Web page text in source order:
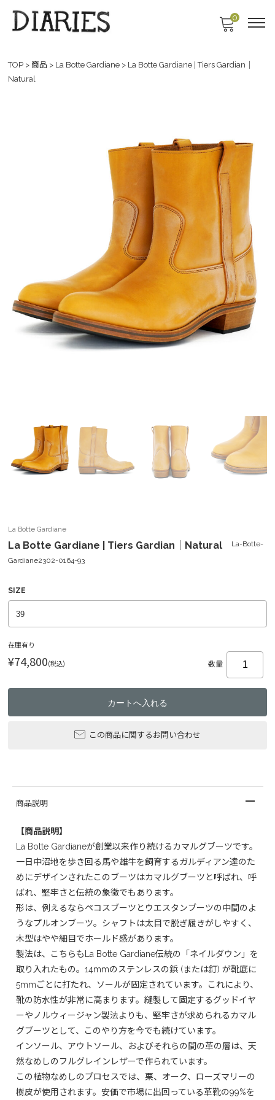
0
TOP > 商品 > La Botte Gardiane > La Botte Gardiane | Tiers Gardian｜
Natural
La Botte Gardiane
La Botte Gardiane | Tiers Gardian｜Natural
La-Botte-
Gardiane2302-0164-93
SIZE
在庫有り
¥74,800(税込) 数量
この商品に関するお問い合わせ
商品説明
【商品説明】
La Botte Gardianeが創業以来作り続けるカマルグブーツです。
一日中沼地を歩き回る馬や雄牛を飼育するガルディアン達のた
めにデザインされたこのブーツはカマルグブーツと呼ばれ、呼
ばれ、堅牢さと伝統の象徴でもあります。
形は、例えるならペコスブーツとウエスタンブーツの中間のよ
うなプルオンブーツ。シャフトは太目で脱ぎ履きがしやすく、
木型はやや細目でホールド感があります。
製法は、こちらもLa Botte Gardiane伝統の「ネイルダウン」を
取り入れたもの。14mmのステンレスの鋲 (または釘) が靴底に
5mmごとに打たれ、ソールが固定されています。これにより、
靴の防水性が非常に高まります。縫製して固定するグッドイヤ
ーやノルウィージャン製法よりも、堅牢さが求められるカマル
グブーツとして、このやり方を今でも続けています。
インソール、アウトソール、およびそれらの間の革の層は、天
然なめしのフルグレインレザーで作られています。
この植物なめしのプロセスでは、栗、オーク、ローズマリーの
樹皮が使用されます。安価で市場に出回っている革靴の99%を